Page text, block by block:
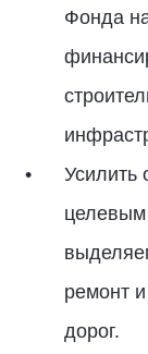
Фонда
Усилить
целевым
ремонт
дорог.